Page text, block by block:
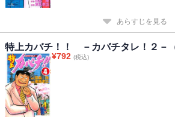
あらすじを見る
特上カバチ！！ －カバチタレ！２－（
¥792 (税込)